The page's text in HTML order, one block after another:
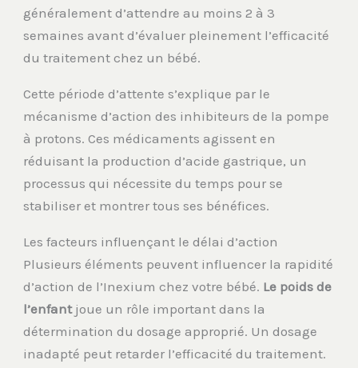
généralement d’attendre au moins 2 à 3
semaines avant d’évaluer pleinement l’efficacité
du traitement chez un bébé.
Cette période d’attente s’explique par le
mécanisme d’action des inhibiteurs de la pompe
à protons. Ces médicaments agissent en
réduisant la production d’acide gastrique, un
processus qui nécessite du temps pour se
stabiliser et montrer tous ses bénéfices.
Les facteurs influençant le délai d’action
Plusieurs éléments peuvent influencer la rapidité
d’action de l’Inexium chez votre bébé. Le poids de
l’enfantjoue un rôle important dans la
détermination du dosage approprié. Un dosage
inadapté peut retarder l’efficacité du traitement.